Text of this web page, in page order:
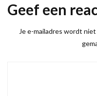
Geef een
Je e-mailadres wordt